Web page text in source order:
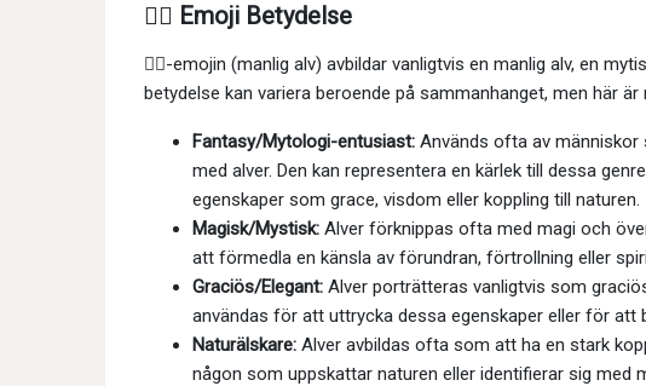
🧝‍♂️ Emoji Betydelse
🧝‍♂-emojin (manlig alv) avbildar vanligtvis en manlig alv, en
betydelse kan variera beroende på sammanhanget, men här
Fantasy/Mytologi-entusiast: Används ofta av
med alver. Den kan representera en kärlek till dessa
egenskaper som grace, visdom eller koppling till naturen.
Magisk/Mystisk: Alver förknippas ofta med magi och
att förmedla en känsla av förundran, förtrollning eller
Graciös/Elegant: Alver porträtteras vanligtvis som
användas för att uttrycka dessa egenskaper eller för att
Naturälskare: Alver avbildas ofta som att ha en stark
någon som uppskattar naturen eller identifierar sig med